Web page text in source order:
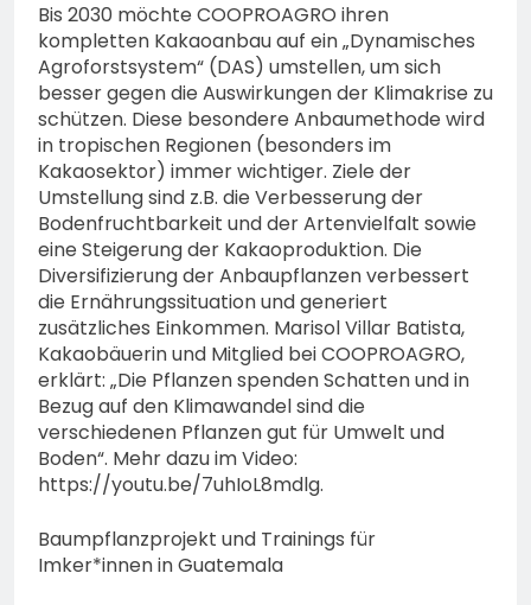
Bis 2030 möchte COOPROAGRO ihren
kompletten Kakaoanbau auf ein „Dynamisches
Agroforstsystem“ (DAS) umstellen, um sich
besser gegen die Auswirkungen der Klimakrise zu
schützen. Diese besondere Anbaumethode wird
in tropischen Regionen (besonders im
Kakaosektor) immer wichtiger. Ziele der
Umstellung sind z.B. die Verbesserung der
Bodenfruchtbarkeit und der Artenvielfalt sowie
eine Steigerung der Kakaoproduktion. Die
Diversifizierung der Anbaupflanzen verbessert
die Ernährungssituation und generiert
zusätzliches Einkommen. Marisol Villar Batista,
Kakaobäuerin und Mitglied bei COOPROAGRO,
erklärt: „Die Pflanzen spenden Schatten und in
Bezug auf den Klimawandel sind die
verschiedenen Pflanzen gut für Umwelt und
Boden“. Mehr dazu im Video:
https://youtu.be/7uhIoL8mdlg.
Baumpflanzprojekt und Trainings für
Imker*innen in Guatemala